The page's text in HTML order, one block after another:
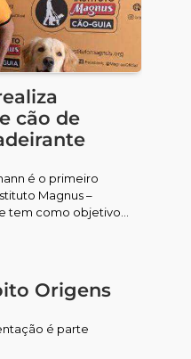
cão de
é o primeiro
Magnus –
tem como objetivo
Origens
é parte